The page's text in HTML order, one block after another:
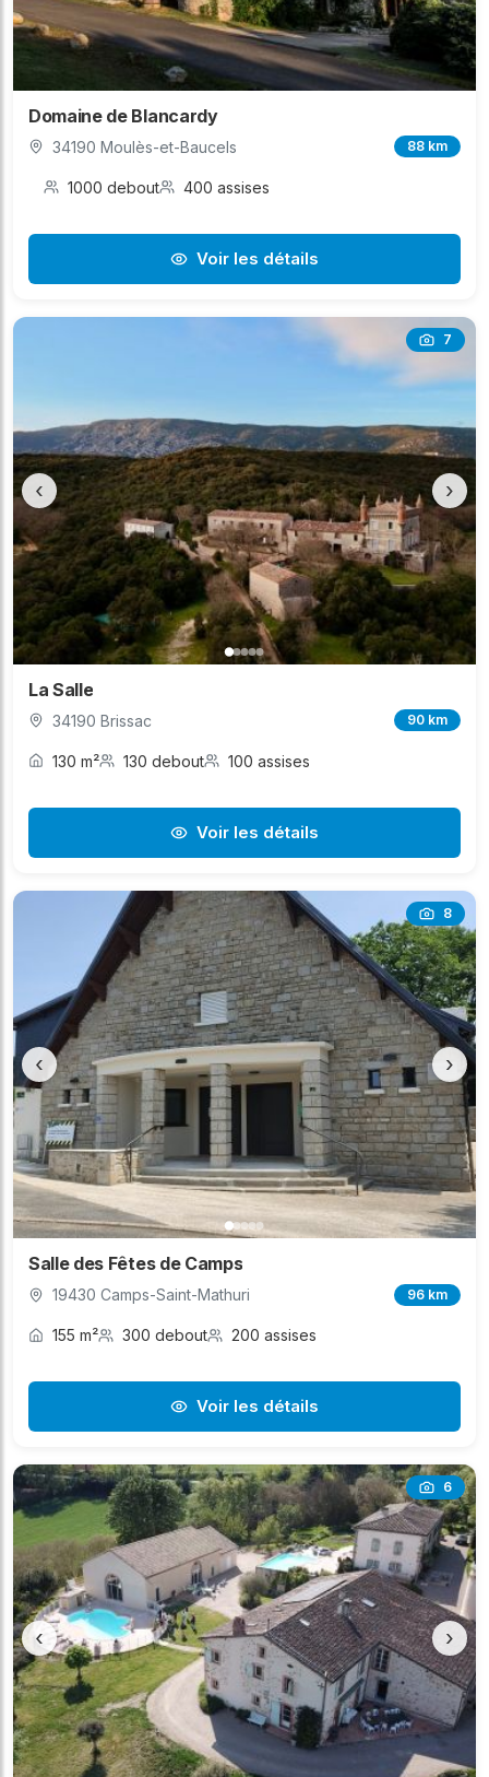
Domaine de Blancardy
34190 Moulès-et-Baucels 88 km
1000 debout 400 assises
Voir les détails
7
‹ ›
La Salle
34190 Brissac 90 km
130 m² 130 debout 100 assises
Voir les détails
8
‹ ›
Salle des Fêtes de Camps
19430 Camps-Saint-Mathuri 96 km
155 m² 300 debout 200 assises
Voir les détails
6
‹ ›